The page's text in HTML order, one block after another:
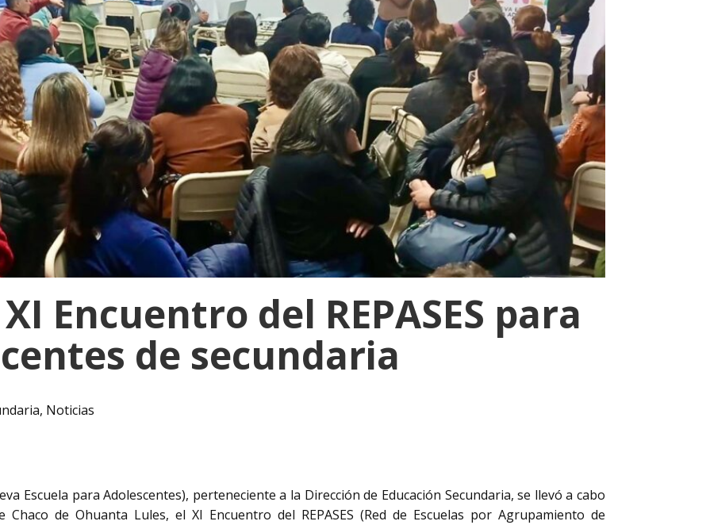
Encuentro del REPASES para
de secundaria
, Noticias
Escuela para Adolescentes), perteneciente a la Dirección de Educación Secundaria, se llevó a cabo
Chaco de Ohuanta Lules, el XI Encuentro del REPASES (Red de Escuelas por Agrupamiento de